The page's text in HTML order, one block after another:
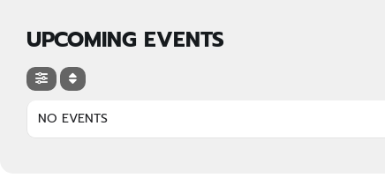
UPCOMING EVENTS
NO EVENTS